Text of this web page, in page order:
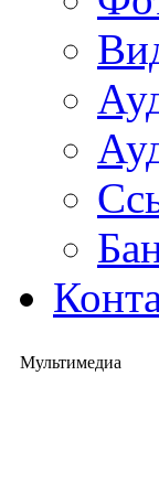
Мультимедиа